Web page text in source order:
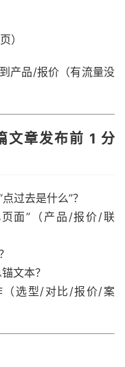
）
产品/报价（有流量没
文章发布前 1 分
过去是什么”？
面”（产品/报价/联
文本？
（选型/对比/报价/案